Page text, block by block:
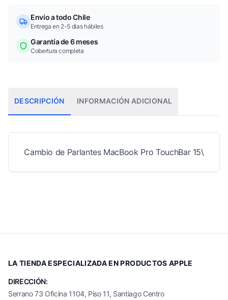
Envío a todo Chile
Entrega en 2-5 días hábiles
Garantía de 6 meses
Cobertura completa
DESCRIPCIÓN INFORMACIÓN ADICIONAL
Cambio de Parlantes MacBook Pro TouchBar 15\
LA TIENDA ESPECIALIZADA EN PRODUCTOS APPLE
DIRECCIÓN:
Serrano 73 Oficina 1104, Piso 11, Santiago Centro